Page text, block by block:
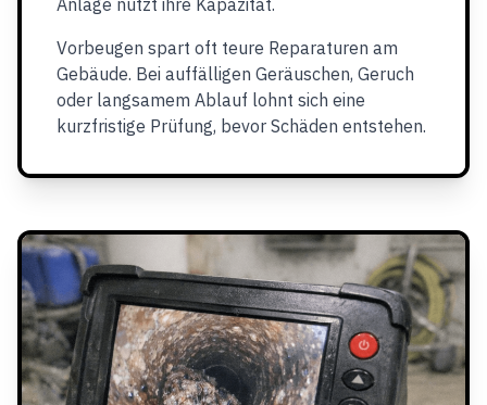
Anlage nutzt ihre Kapazität.
Vorbeugen spart oft teure Reparaturen am
Gebäude. Bei auffälligen Geräuschen, Geruch
oder langsamem Ablauf lohnt sich eine
kurzfristige Prüfung, bevor Schäden entstehen.